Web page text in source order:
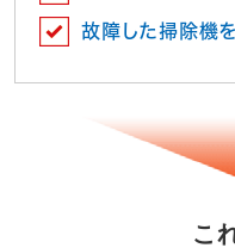
故障した掃除機
こ